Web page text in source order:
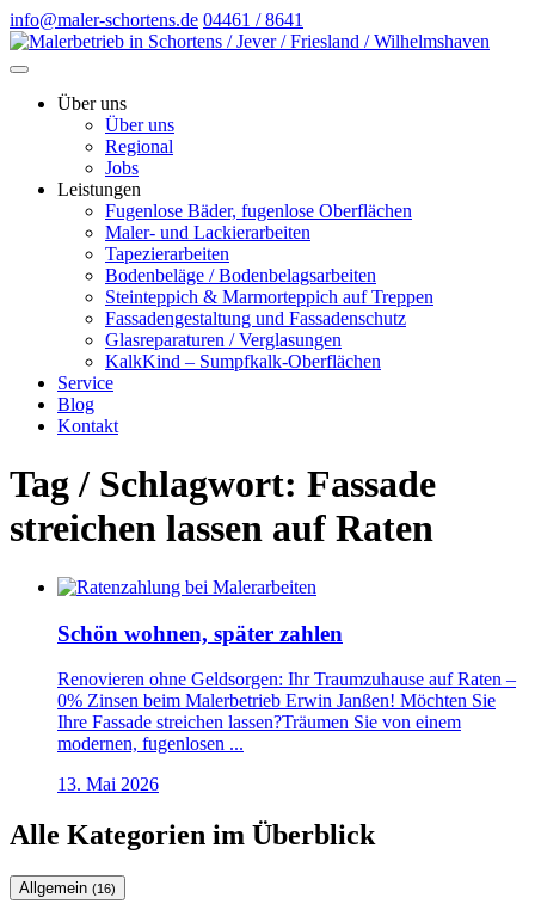
info@maler-schortens.de 04461 / 8641
Über uns
Über uns
Regional
Jobs
Leistungen
Fugenlose Bäder, fugenlose Oberflächen
Maler- und Lackierarbeiten
Tapezierarbeiten
Bodenbeläge / Bodenbelagsarbeiten
Steinteppich & Marmorteppich auf Treppen
Fassadengestaltung und Fassadenschutz
Glasreparaturen / Verglasungen
KalkKind – Sumpfkalk-Oberflächen
Service
Blog
Kontakt
Tag / Schlagwort: Fassade
streichen lassen auf Raten
Schön wohnen, später zahlen
Renovieren ohne Geldsorgen: Ihr Traumzuhause auf Raten –
0% Zinsen beim Malerbetrieb Erwin Janßen! Möchten Sie
Ihre Fassade streichen lassen?Träumen Sie von einem
modernen, fugenlosen ...
13. Mai 2026
Alle Kategorien im Überblick
Allgemein (16)